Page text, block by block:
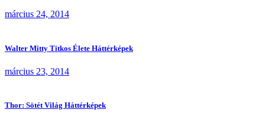
március 24, 2014
Walter Mitty Titkos Élete Háttérképek
március 23, 2014
Thor: Sötét Világ Háttérképek